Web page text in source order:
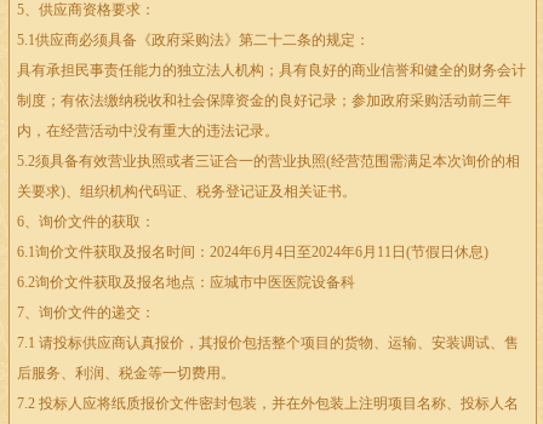
5、供应商资格要求：
5.1供应商必须具备《政府采购法》第二十二条的规定：
具有承担民事责任能力的独立法人机构；具有良好的商业信誉和健全的财务会计
制度；有依法缴纳税收和社会保障资金的良好记录；参加政府采购活动前三年
内，在经营活动中没有重大的违法记录。
5.2须具备有效营业执照或者三证合一的营业执照(经营范围需满足本次询价的相
关要求)、组织机构代码证、税务登记证及相关证书。
6、询价文件的获取：
6.1询价文件获取及报名时间：2024年6月4日至2024年6月11日(节假日休息)
6.2询价文件获取及报名地点：应城市中医医院设备科
7、询价文件的递交：
7.1 请投标供应商认真报价，其报价包括整个项目的货物、运输、安装调试、售
后服务、利润、税金等一切费用。
7.2 投标人应将纸质报价文件密封包装，并在外包装上注明项目名称、投标人名